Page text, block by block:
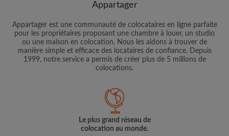
Appartager
Appartager est une communauté de colocataires en ligne parfaite
pour les propriétaires proposant une chambre à louer, un studio
ou une maison en colocation. Nous les aidons à trouver de
manière simple et efficace des locataires de confiance. Depuis
1999, notre service a permis de créer plus de 5 millions de
colocations.
Le plus grand réseau de
colocation au monde.